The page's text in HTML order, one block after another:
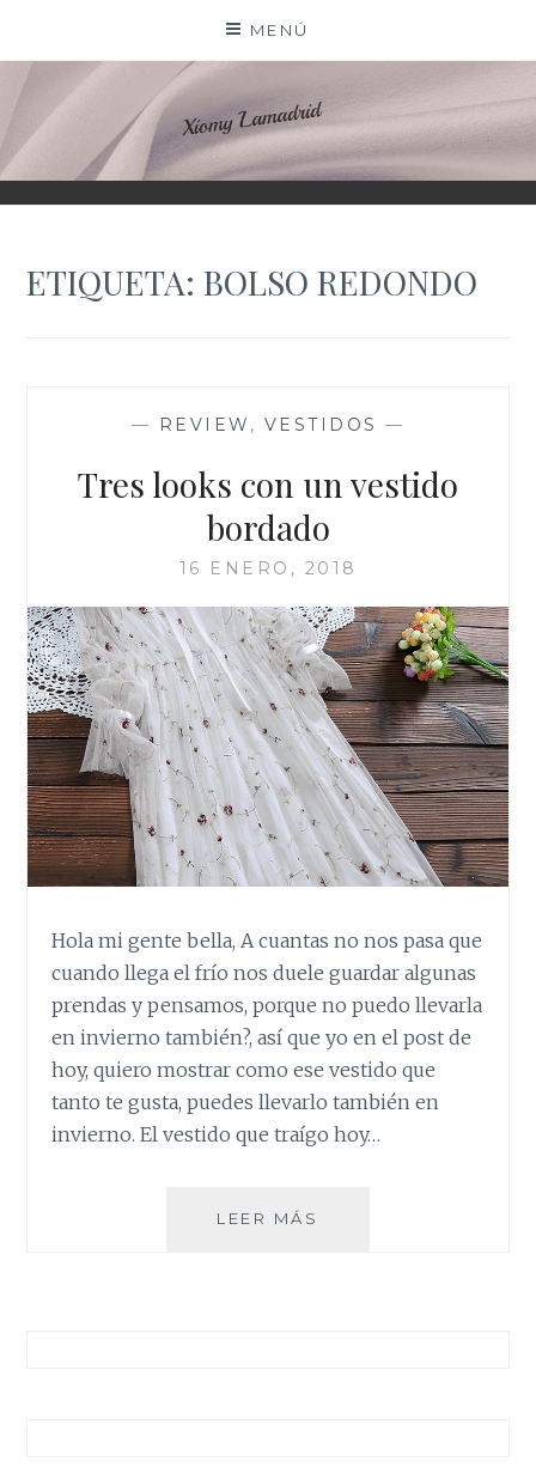
contenido
MENÚ
XIOMY LAMADRID
ETIQUETA:BOLSO REDONDO
— REVIEW , VESTIDOS —
Tres looks con un vestido
bordado
16 ENERO, 2018
Hola mi gente bella, A cuantas no nos pasa que
cuando llega el frío nos duele guardar algunas
prendas y pensamos, porque no puedo llevarla
en invierno también?, así que yo en el post de
hoy, quiero mostrar como ese vestido que
tanto te gusta, puedes llevarlo también en
invierno. El vestido que traígo hoy…
LEER MÁS